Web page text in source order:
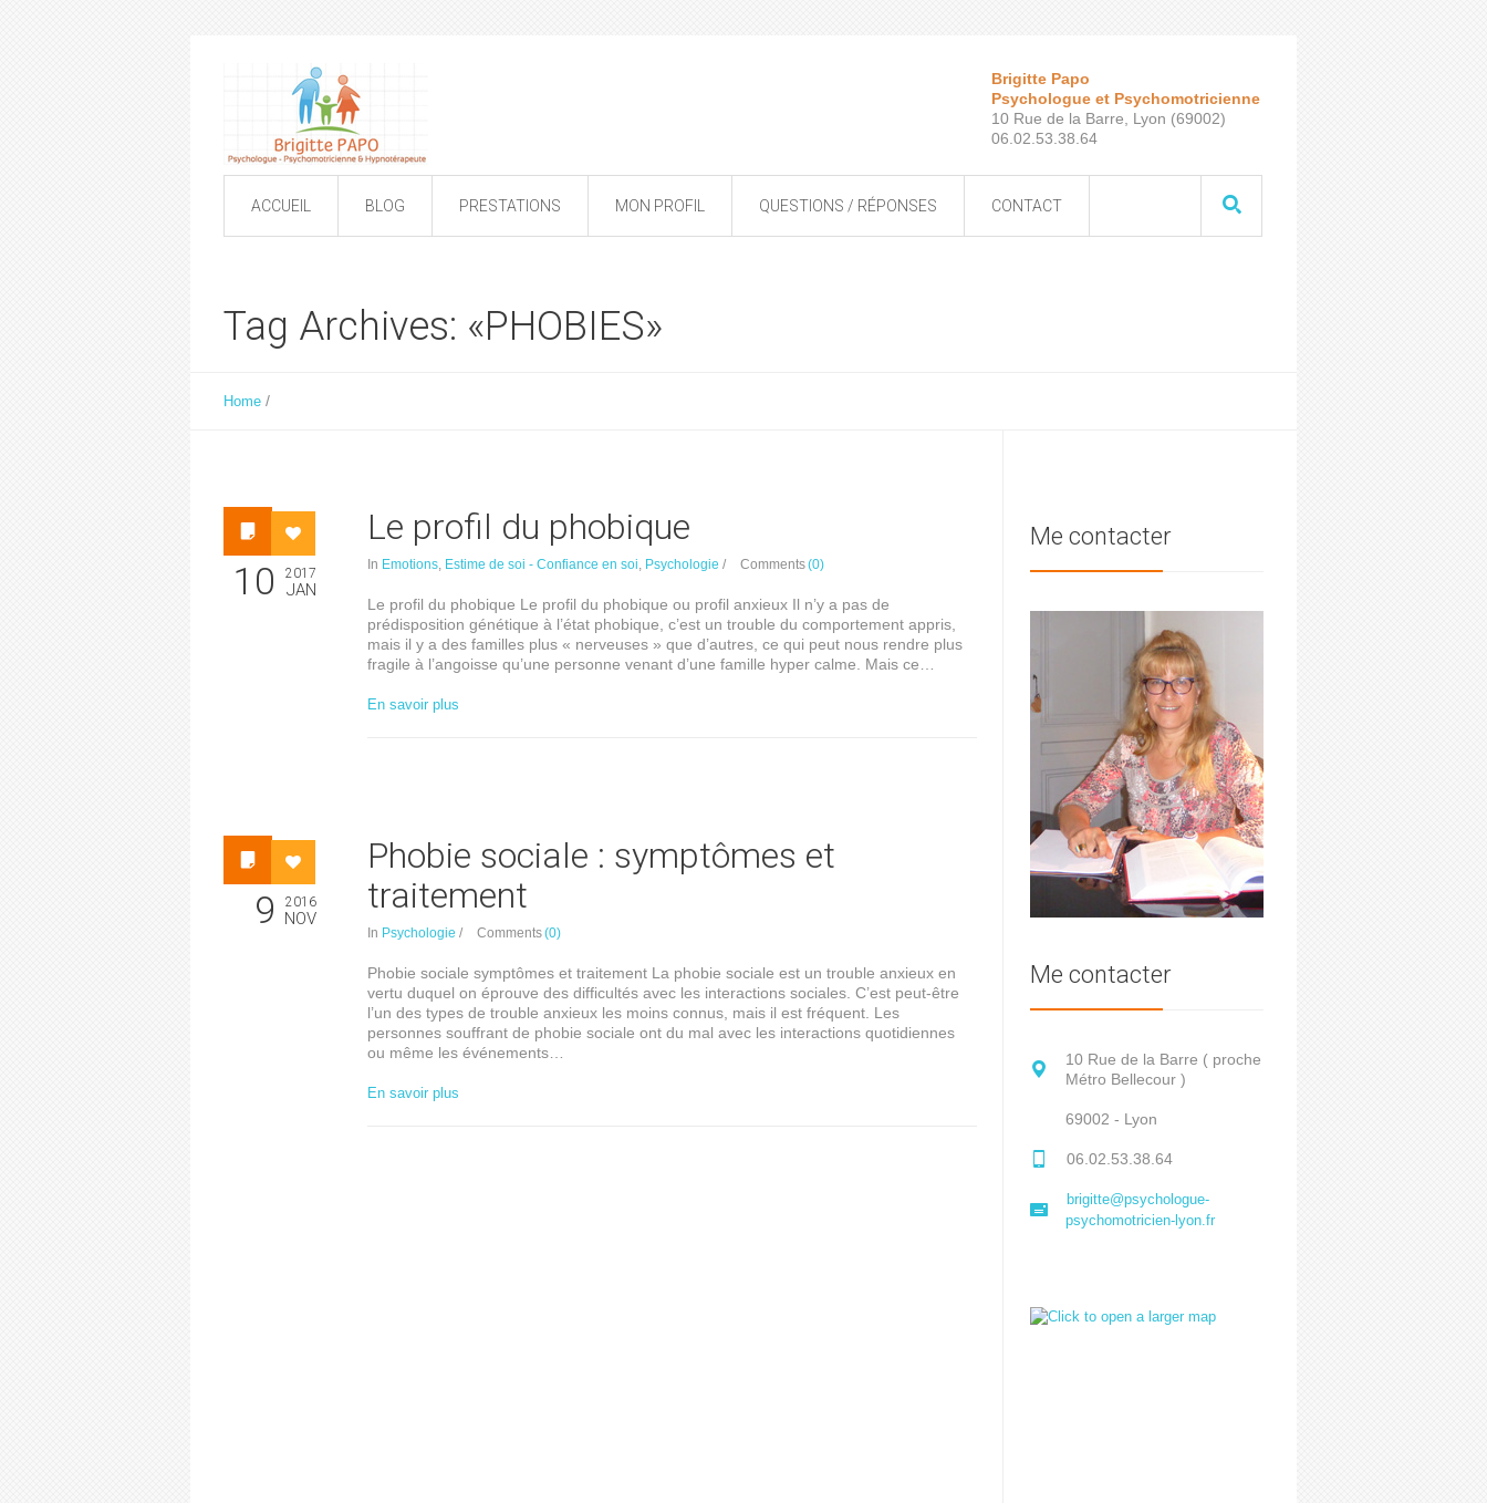
Brigitte Papo
Psychologue et Psychomotricienne
10 Rue de la Barre, Lyon (69002)
06.02.53.38.64
ACCUEIL BLOG PRESTATIONS MON PROFIL QUESTIONS / RÉPONSES CONTACT
Tag Archives: «PHOBIES»
Home /
10 2017
JAN
Le profil du phobique
In Emotions, Estime de soi - Confiance en soi, Psychologie / Comments(0)
Le profil du phobique Le profil du phobique ou profil anxieux Il n’y a pas de
prédisposition génétique à l’état phobique, c’est un trouble du comportement appris,
mais il y a des familles plus « nerveuses » que d’autres, ce qui peut nous rendre plus
fragile à l’angoisse qu’une personne venant d’une famille hyper calme. Mais ce…
En savoir plus
9 2016
NOV
Phobie sociale : symptômes et
traitement
In Psychologie / Comments(0)
Phobie sociale symptômes et traitement La phobie sociale est un trouble anxieux en
vertu duquel on éprouve des difficultés avec les interactions sociales. C’est peut-être
l’un des types de trouble anxieux les moins connus, mais il est fréquent. Les
personnes souffrant de phobie sociale ont du mal avec les interactions quotidiennes
ou même les événements…
En savoir plus
Me contacter
Me contacter
10 Rue de la Barre ( proche
Métro Bellecour )
69002 - Lyon
06.02.53.38.64
brigitte@psychologue-
psychomotricien-lyon.fr